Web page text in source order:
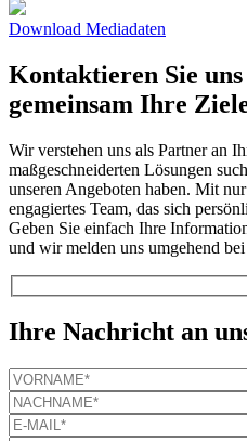
Download Mediadaten
Kontaktieren Sie uns
gemeinsam Ihre
Wir verstehen uns als Partner an
maßgeschneiderten Lösungen
unseren Angeboten haben. Mit
engagiertes Team, das sich
Geben Sie einfach Ihre
und wir melden uns umgehend
Ihre Nachricht an